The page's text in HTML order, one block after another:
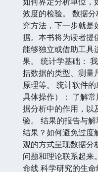
效度的检验。 数据
究方法，下一步就是
据。本书将为读者提
能够独立或借助工具
果。 统计学基础：
括数据的类型、测量
原理等。 统计软件
具体操作）： 了解常
据分析中的作用，以
验。 结果的报告与
结果？如何避免过度
观的方式呈现数据分
问题和理论联系起来
命线 科学研究的生